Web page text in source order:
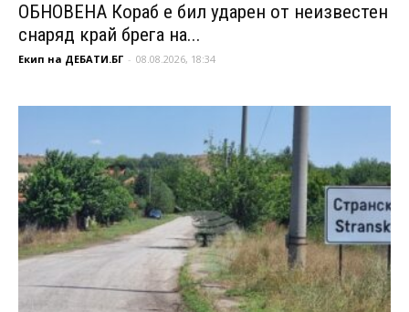
ОБНОВЕНА Кораб е бил ударен от неизвестен
снаряд край брега на...
Екип на ДЕБАТИ.БГ - 08.08.2026, 18:34